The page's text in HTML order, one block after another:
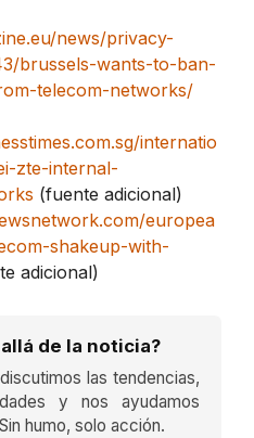
news/privacy-
brussels-wants-to-ban-
telecom-networks/
internatio
zte-internal-
(fuente adicional)
europea
shakeup-with-
adicional)
de la noticia?
las tendencias,
y nos ayudamos
humo, solo acción.